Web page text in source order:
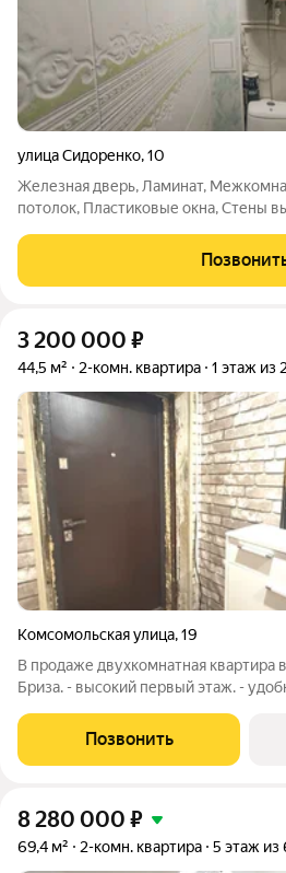
улица Сидоренко,10
Железная дверь, Ламинат,
потолок, Пластиковые окна, Стены
Титан, Кухонный гарнитур, Стенка,
Стеклокерамическая плита
3 200 000 ₽
44,5 м² 2-комн. квартира 1 этаж из 2
Комсомольская улица,19
В продаже двухкомнатная квартира
Бриза. - высокий первый этаж. -
В шаговой доступности:
ТЦ
Позвонить
8 280 000 ₽
69,4 м² 2-комн. квартира 5 этаж из